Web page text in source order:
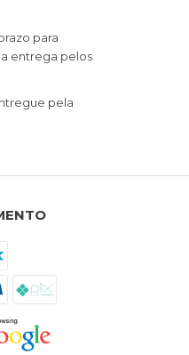
para
entrega pelos
pela